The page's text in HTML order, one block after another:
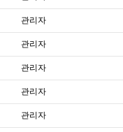
관리자
관리자
관리자
관리자
관리자